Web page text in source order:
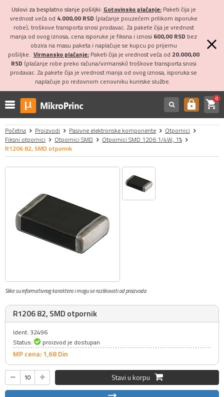
Uslovi za besplatno slanje pošiljki: Gotovinsko plaćanje:Paketi čija je
vrednost veća od 4.000,00 RSD (plaćanje pouzećem prilikom isporuke
robe), troškove transporta snosi prodavac. Za pakete čija je vrednost
manja od ovog iznosa, cena isporuke je fiksna i iznosi 600,00 RSD bez
obzira na masu paketa i naplaćuje se kupcu po prijemu
pošiljke. Virmansko plaćanje:Paketi čija je vrednost veća od 20.000,00
RSD (plaćanje robe preko računa/virmanski) troškove transporta snosi
prodavac. Za pakete čija je vrednost manja od ovog iznosa, isporuka se
naplaćuje po redovnom cenovniku kurirske službe.
https shopping_cart0
Početna Proizvodi Pasivne elektronske komponente
Otpornici
Fiksni otpornici
Otpornici SMD
Otpornici SMD 1206 1/4W, 1%
R1206 82, SMD otpornik
Slike su informativnog karaktera i mogu se razlikovati od proizvoda
R1206 82, SMD otpornik
Ident: 32496
Status:
proizvod je dostupan
MP cena: 1,68Din
Stavi u korpu